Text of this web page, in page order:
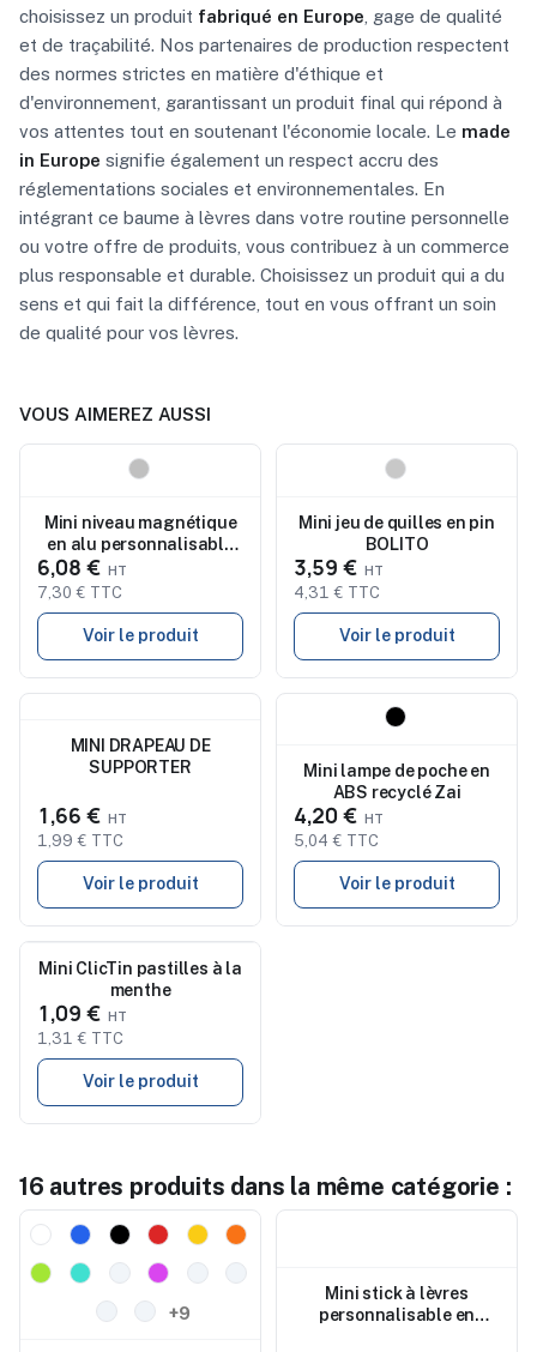
choisissez un produit fabriqué en Europe , gage de qualité
et de traçabilité. Nos partenaires de production respectent
des normes strictes en matière d'éthique et
d'environnement, garantissant un produit final qui répond à
vos attentes tout en soutenant l'économie locale. Le made
in Europe signifie également un respect accru des
réglementations sociales et environnementales. En
intégrant ce baume à lèvres dans votre routine personnelle
ou votre offre de produits, vous contribuez à un commerce
plus responsable et durable. Choisissez un produit qui a du
sens et qui fait la différence, tout en vous offrant un soin
de qualité pour vos lèvres.
VOUS AIMEREZ AUSSI
Mini niveau magnétique
en alu personnalisable
MAGNEL
6,08 €
7,30 € TTC
Voir le produit
Mini jeu de quilles en pin
BOLITO
3,59 €
4,31 € TTC
Voir le produit
MINI DRAPEAU DE
SUPPORTER
1,66 €
1,99 € TTC
Voir le produit
Mini lampe de poche en
ABS recyclé Zai
4,20 €
5,04 € TTC
Voir le produit
Nouveau
Mini ClicTin pastilles à la
menthe
1,09 €
1,31 € TTC
Voir le produit
16 autres produits dans la même catégorie :
Nouveau
+9
Mini stick à lèvres
personnalisable en